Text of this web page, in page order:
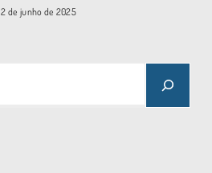
2 de junho de 2025